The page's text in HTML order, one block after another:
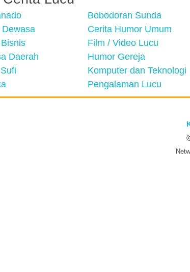
Bobodoran Sunda
Cerita Humor Umum
Film / Video Lucu
Daerah
Humor Gereja
Komputer dan Teknologi
Pengalaman Lucu